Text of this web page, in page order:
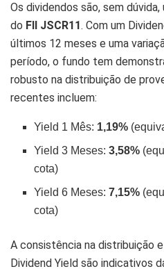
Os dividendos são, sem
do FII JSCR11. Com um
últimos 12 meses e uma
período, o fundo tem
robusto na distribuição de
recentes incluem:
Yield 1 Mês: 1,19%
Yield 3 Meses:3,58%
cota)
Yield 6 Meses:7,15%
cota)
A consistência na distribuição
Dividend Yield são indicativos